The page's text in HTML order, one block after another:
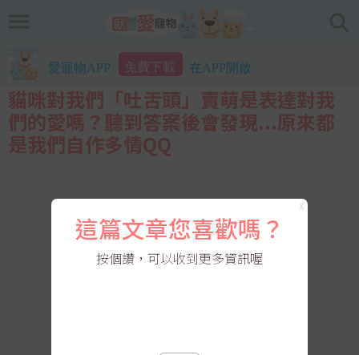
愛寵物APP 免費下載 在APP開啟
貓咪對我們「吐舌頭」賣萌是表達對我
們的愛嗎？聽到答案後會發現...原來都
是我們自作多情QQ
X
這篇文章您喜歡嗎？
按個讚，可以收到更多資訊喔